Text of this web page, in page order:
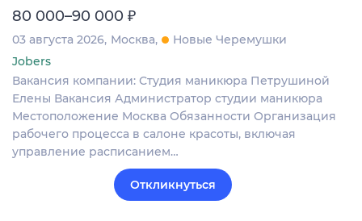
80 000–90 000 ₽
03 августа 2026 Москва
Новые Черемушки
Jobers
Вакансия компании: Студия маникюра Петрушиной
Елены Вакансия Администратор студии маникюра
Местоположение Москва Обязанности Организация
рабочего процесса в салоне красоты, включая
управление расписанием…
Откликнуться